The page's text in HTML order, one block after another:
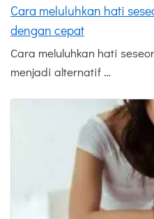
Cara meluluhkan hati
dengan cepat
Cara meluluhkan hati
menjadi alternatif …